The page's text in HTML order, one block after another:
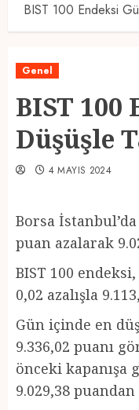
BIST 100 Endeksi
Genel
BIST 100
Düşüşle
4 MAYIS 2024
Borsa
puan azalarak
BIST 100
0,02 azalışla
Gün içinde en
9.336,02 puanı
önceki kapanışa
9.029,38